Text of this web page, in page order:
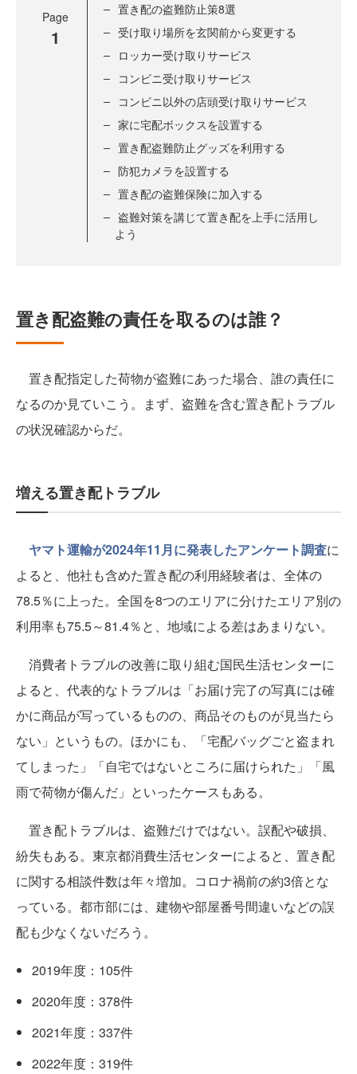
Page
1
置き配の盗難防止策8選
受け取り場所を玄関前から変更する
ロッカー受け取りサービス
コンビニ受け取りサービス
コンビニ以外の店頭受け取りサービス
家に宅配ボックスを設置する
置き配盗難防止グッズを利用する
防犯カメラを設置する
置き配の盗難保険に加入する
盗難対策を講じて置き配を上手に活用し
よう
置き配盗難の責任を取るのは誰？
置き配指定した荷物が盗難にあった場合、誰の責任に
なるのか見ていこう。まず、盗難を含む置き配トラブル
の状況確認からだ。
増える置き配トラブル
ヤマト運輸が2024年11月に発表したアンケート調査に
よると、他社も含めた置き配の利用経験者は、全体の
78.5％に上った。全国を8つのエリアに分けたエリア別の
利用率も75.5～81.4％と、地域による差はあまりない。
消費者トラブルの改善に取り組む国民生活センターに
よると、代表的なトラブルは「お届け完了の写真には確
かに商品が写っているものの、商品そのものが見当たら
ない」というもの。ほかにも、「宅配バッグごと盗まれ
てしまった」「自宅ではないところに届けられた」「風
雨で荷物が傷んだ」といったケースもある。
置き配トラブルは、盗難だけではない。誤配や破損、
紛失もある。東京都消費生活センターによると、置き配
に関する相談件数は年々増加。コロナ禍前の約3倍とな
っている。都市部には、建物や部屋番号間違いなどの誤
配も少なくないだろう。
2019年度：105件
2020年度：378件
2021年度：337件
2022年度：319件